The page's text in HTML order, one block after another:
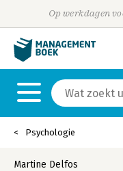
Op werkdagen
Psychologie
Martine Delfos